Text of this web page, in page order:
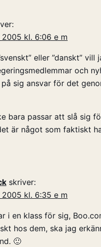
2005 kl. 6:06 e m
eller ”danskt” vill
och
sig ansvar för det
bara passar att slå sig
är något som faktiskt
skriver:
2005 kl. 6:35 e m
i en klass för sig,
hos dem, ska jag
🙂